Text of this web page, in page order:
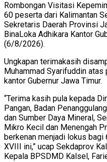
Rombongan Visitasi
60 peserta dari Kalimantan
Sekretaris Daerah Provinsi
BinaLoka Adhikara Kantor
(6/8/2026).
Ungkapan terimakasih
Muhammad Syarifuddin
kantor Gubernur Jawa Timur.
“Terima kasih pula kepada
Pangan, Badan
dan Sumber Daya Mineral,
Mikro Kecil dan Menengah
berkenan menjadi lokus
XVIII ini,” ucap Sekdaprov
Kepala BPSDMD Kalsel,